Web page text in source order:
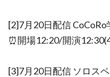
[2]7月20日配信
⏰開場12:20/開演
[3]7月20日配信 ソロス